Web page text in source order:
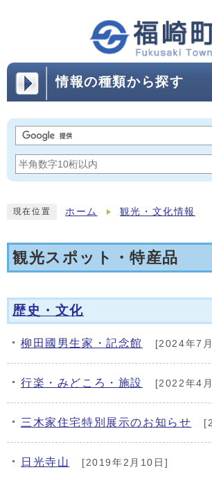
情報の種類から探す
現在位置 ホーム 観光・文化情報
観光スポット・特産品
メインメニュー
歴史・文化
柳田國男生家・記念館 [2024年7
行楽・みどころ・施設 [2022年4
三木家住宅特別展示のお知らせ
日光寺山 [2019年2月10日]